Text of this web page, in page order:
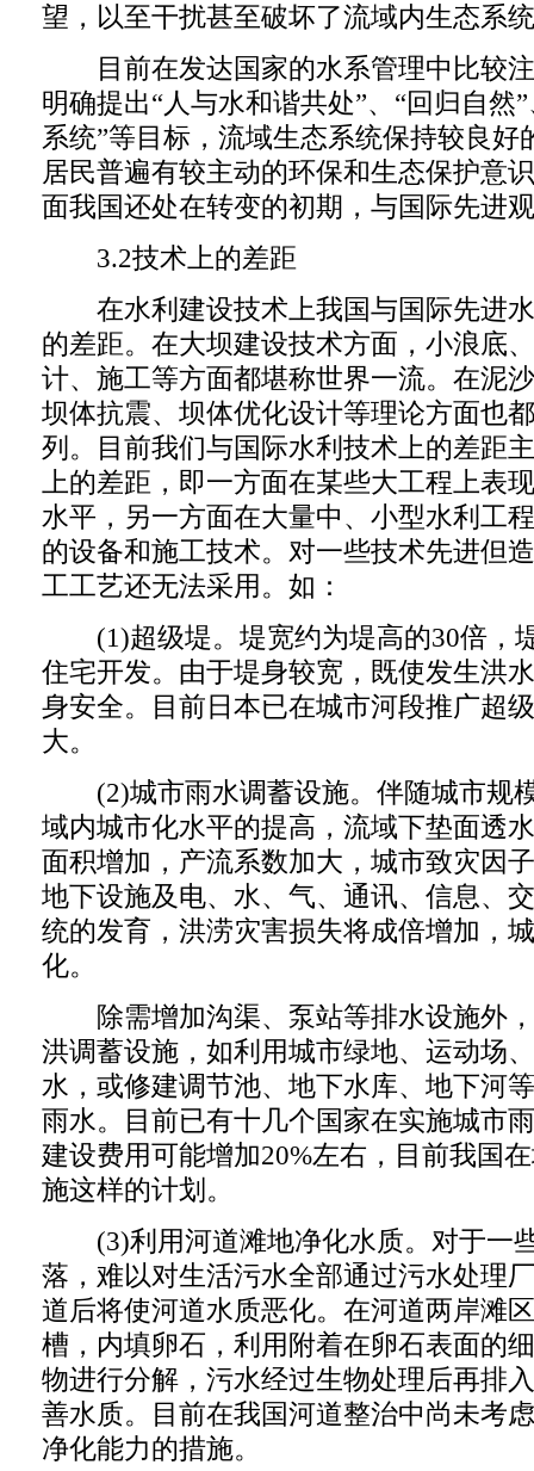
望，以至干扰甚至破坏了流域内生态系
目前在发达国家的水系管理中比较注
明确提出“人与水和谐共处”、“回归自然
系统”等目标，流域生态系统保持较良好
居民普遍有较主动的环保和生态保护意
面我国还处在转变的初期，与国际先进
3.2技术上的差距
在水利建设技术上我国与国际先进水
的差距。在大坝建设技术方面，小浪底
计、施工等方面都堪称世界一流。在泥
坝体抗震、坝体优化设计等理论方面也
列。目前我们与国际水利技术上的差距
上的差距，即一方面在某些大工程上表
水平，另一方面在大量中、小型水利工
的设备和施工技术。对一些技术先进但
工工艺还无法采用。如：
(1)超级堤。堤宽约为堤高的30倍，
住宅开发。由于堤身较宽，既使发生洪
身安全。目前日本已在城市河段推广超
大。
(2)城市雨水调蓄设施。伴随城市规
域内城市化水平的提高，流域下垫面透
面积增加，产流系数加大，城市致灾因
地下设施及电、水、气、通讯、信息、
统的发育，洪涝灾害损失将成倍增加，
化。
除需增加沟渠、泵站等排水设施外，
洪调蓄设施，如利用城市绿地、运动场
水，或修建调节池、地下水库、地下河
雨水。目前已有十几个国家在实施城市
建设费用可能增加20%左右，目前我国
施这样的计划。
(3)利用河道滩地净化水质。对于一
落，难以对生活污水全部通过污水处理
道后将使河道水质恶化。在河道两岸滩
槽，内填卵石，利用附着在卵石表面的
物进行分解，污水经过生物处理后再排
善水质。目前在我国河道整治中尚未考
净化能力的措施。